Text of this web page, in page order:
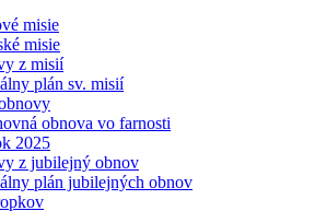
misie
misie
z misií
plán sv. misií
obnova vo farnosti
2025
z jubilejný obnov
plán jubilejných obnov